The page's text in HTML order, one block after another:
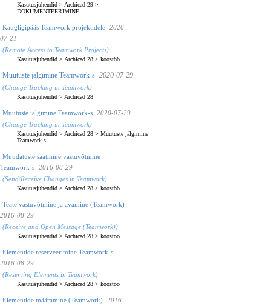
Kasutusjuhendid > Archicad 29 >
DOKUMENTEERIMINE
Kaugligipääs Teamwork projektidele
2026-
07-21
(Remote Access to Teamwork Projects)
Kasutusjuhendid > Archicad 28 > koostöö
Muutuste jälgimine Teamwork-s 2020-07-29
(Change Tracking in Teamwork)
Kasutusjuhendid > Archicad 28
Muutuste jälgimine Teamwork-s
2020-07-29
(Change Tracking in Teamwork)
Kasutusjuhendid > Archicad 28 > Muutuste jälgimine
Teamwork-s
Muudatuste saatmine vastuvõtmine
Teamwork-s
2016-08-29
(Send/Receive Changes in Teamwork)
Kasutusjuhendid > Archicad 28 > koostöö
Teate vastuvõtmine ja avamine (Teamwork)
2016-08-29
(Receive and Open Message (Teamwork))
Kasutusjuhendid > Archicad 28 > koostöö
Elementide reserveerimine Teamwork-s
2016-08-29
(Reserving Elements in Teamwork)
Kasutusjuhendid > Archicad 28 > koostöö
Elementide määramine (Teamwork)
2016-